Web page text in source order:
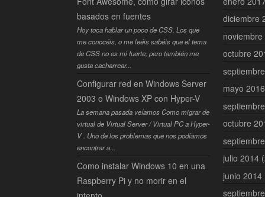
basados en fuentes
Hoy toca hablar un poco de CSS. Los que
me conocéis, o me leéis sabéis que el tema
de CSS no es mi fuerte, pero también me
gusta cacharrear...
Configurar red en Windows Server
2003 o Windows XP con Hyper-V
La semana pasada veíamos Como migrar de
virtual de Virtual Server / Virtual PC a Hyper-
V . Uno de los problemas que nos podíamos
encontrar a...
Como instalar Windows 10 en una
Raspberry Pi y no morir en el
diciembre
octubre
mayo
octubre
julio 2014
junio 2014